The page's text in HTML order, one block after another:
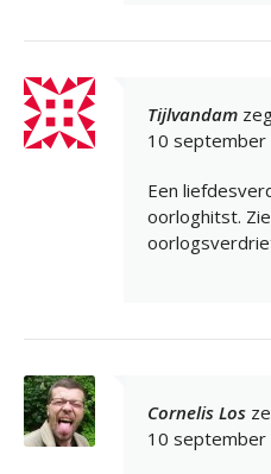
Tijlvandam
10 september
Een
oorloghitst.
Cornelis Los
10 september